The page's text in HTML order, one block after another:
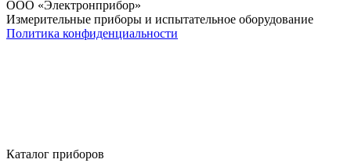
OOO «Электронприбор»
Измерительные приборы и испытательное оборудование
Политика конфиденциальности
Каталог приборов